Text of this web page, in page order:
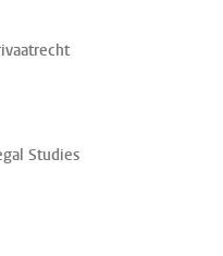
Studies